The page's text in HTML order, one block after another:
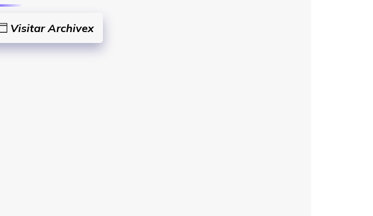
Visitar Archivex